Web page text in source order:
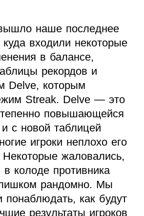
наше последнее
входили некоторые
в балансе,
рекордов и
Delve, которым
Streak. Delve — это
повышающейся
с новой таблицей
игроки неплохо его
Некоторые жаловались,
колоде противника
рандомно. Мы
понаблюдать, как будут
результаты игроков